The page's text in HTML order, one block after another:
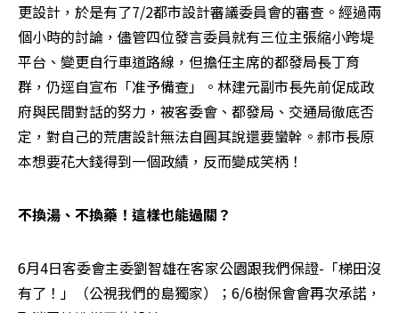
更設計，於是有了7/2都市設計審議委員會的審查。經過兩
個小時的討論，儘管四位發言委員就有三位主張縮小跨堤
平台、變更自行車道路線，但擔任主席的都發局長丁育
群，仍逕自宣布「准予備查」。林建元副市長先前促成政
府與民間對話的努力，被客委會、都發局、交通局徹底否
定，對自己的荒唐設計無法自圓其說還要蠻幹。郝市長原
本想要花大錢得到一個政績，反而變成笑柄！
不換湯、不換藥！這樣也能過關？
6月4日客委會主委劉智雄在客家公園跟我們保證-「梯田沒
有了！」（公視我們的島獨家）；6/6樹保會會再次承諾，